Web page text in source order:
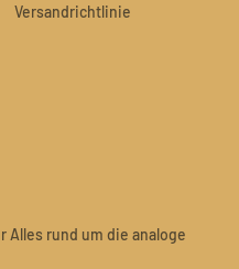
Versandrichtlinie
Alles rund um die analoge